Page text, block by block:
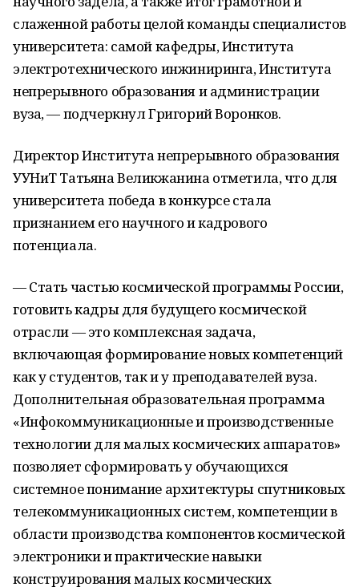
слаженной работы целой команды специалистов
университета: самой кафедры, Института
электротехнического инжиниринга, Института
непрерывного образования и администрации
вуза, — подчеркнул Григорий Воронков.
Директор Института непрерывного образования
УУНиТ Татьяна Великжанина отметила, что для
университета победа в конкурсе стала
признанием его научного и кадрового
потенциала.
— Стать частью космической программы России,
готовить кадры для будущего космической
отрасли — это комплексная задача,
включающая формирование новых компетенций
как у студентов, так и у преподавателей вуза.
Дополнительная образовательная программа
«Инфокоммуникационные и производственные
технологии для малых космических аппаратов»
позволяет сформировать у обучающихся
системное понимание архитектуры спутниковых
телекоммуникационных систем, компетенции в
области производства компонентов космической
электроники и практические навыки
конструирования малых космических